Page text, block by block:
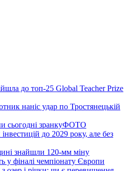
до топ-25 Global Teacher Prize
наніс удар по Тростянецькій
сьогодні зранкуФОТО
до 2029 року, але без
знайшли 120-мм міну
у фіналі чемпіонату Європи